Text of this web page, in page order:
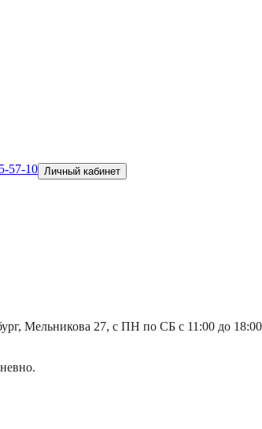
57-10 Личный кабинет
Мельникова 27, с ПН по СБ с 11:00 до 18:00